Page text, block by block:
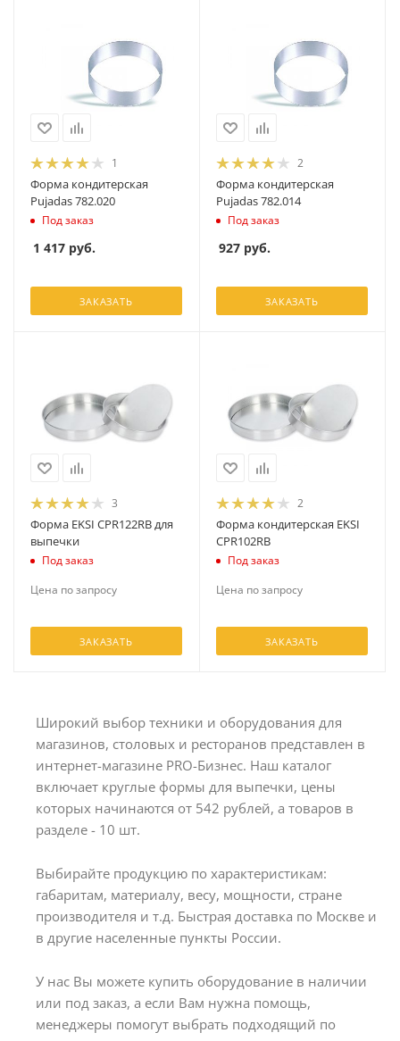
1
Форма кондитерская
Pujadas 782.020
Под заказ
1 417 руб.
ЗАКАЗАТЬ
2
Форма кондитерская
Pujadas 782.014
Под заказ
927 руб.
ЗАКАЗАТЬ
3
Форма EKSI CPR122RB для
выпечки
Под заказ
Цена по запросу
ЗАКАЗАТЬ
2
Форма кондитерская EKSI
CPR102RB
Под заказ
Цена по запросу
ЗАКАЗАТЬ
Широкий выбор техники и оборудования для
магазинов, столовых и ресторанов представлен в
интернет-магазине PRO-Бизнес. Наш каталог
включает круглые формы для выпечки, цены
которых начинаются от 542 рублей, а товаров в
разделе - 10 шт.
Выбирайте продукцию по характеристикам:
габаритам, материалу, весу, мощности, стране
производителя и т.д. Быстрая доставка по Москве и
в другие населенные пункты России.
У нас Вы можете купить оборудование в наличии
или под заказ, а если Вам нужна помощь,
менеджеры помогут выбрать подходящий по